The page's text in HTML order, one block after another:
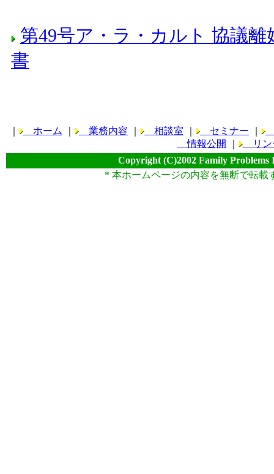
第49号ア・ラ・カルト 協議
書
ホーム 業務内容 相談室 セミナー
情報公開
リン
Copyright (C)2002 Family
* 本ホームページの内容を無断で転載